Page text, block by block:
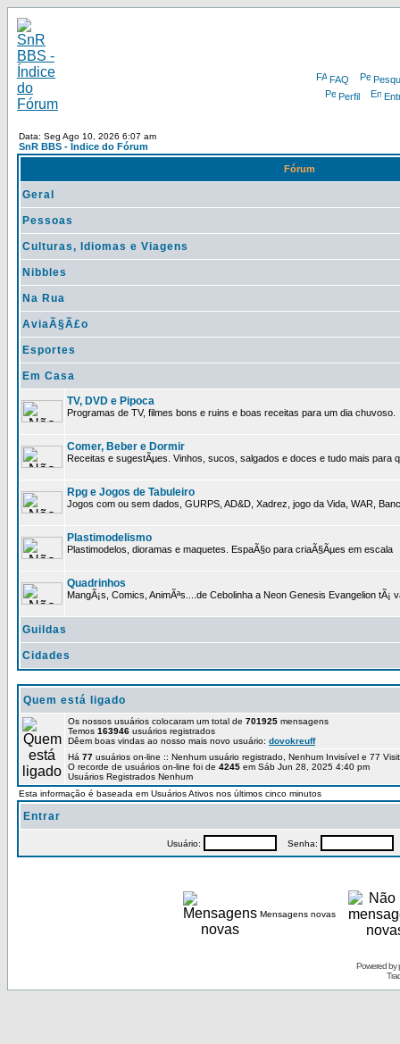
FAQ
Perfil
Data: Seg Ago 10, 2026 6:07 am
SnR BBS - Índice do Fórum
Fórum
Geral
Pessoas
Culturas, Idiomas e Viagens
Nibbles
Na Rua
AviaÃ§Ã£o
Esportes
Em Casa
TV, DVD e Pipoca
Programas de TV, filmes bons e ruins e boas receitas para um dia chuvoso.
Comer, Beber e Dormir
Receitas e sugestÃµes. Vinhos, sucos, salgados e doces e tudo mais para
Rpg e Jogos de Tabuleiro
Jogos com ou sem dados, GURPS, AD&D, Xadrez, jogo da Vida, WAR,
Plastimodelismo
Plastimodelos, dioramas e maquetes. EspaÃ§o para criaÃ§Ãµes em escala
Quadrinhos
MangÃ¡s, Comics, AnimÃªs....de Cebolinha a Neon Genesis Evangelion tÃ¡
Guildas
Cidades
Quem está ligado
Os nossos usuários colocaram um total de 701925 mensagens
Temos 163946 usuários registrados
Dêem boas vindas ao nosso mais novo usuário: dovokreuff
Há 77 usuários on-line :: Nenhum usuário registrado, Nenhum Invisível e 77
O recorde de usuários on-line foi de 4245 em Sáb Jun 28, 2025 4:40 pm
Usuários Registrados Nenhum
Esta informação é baseada em Usuários Ativos nos últimos cinco minutos
Entrar
Usuário: Senha:
Mensagens novas
Powered by